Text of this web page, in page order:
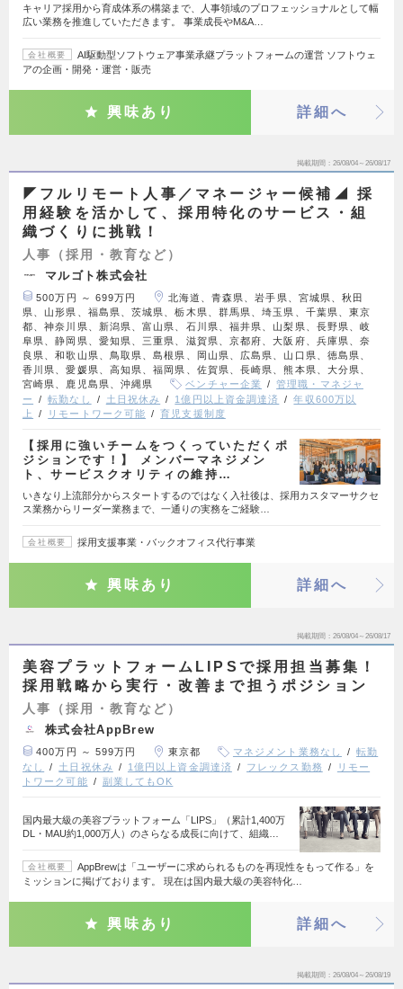
キャリア採用から育成体系の構築まで、人事領域のプロフェッショナルとして幅
広い業務を推進していただきます。 事業成長やM&A…
会社概要
AI駆動型ソフトウェア事業承継プラットフォームの運営 ソフトウェ
アの企画・開発・運営・販売
興味あり 詳細へ
掲載期間 26/08/04～26/08/17
◤フルリモート人事／マネージャー候補◢ 採
用経験を活かして、採用特化のサービス・組
織づくりに挑戦！
人事（採用・教育など）
マルゴト株式会社
500万円 ～ 699万円
北海道、青森県、岩手県、宮城県、秋田
県、山形県、福島県、茨城県、栃木県、群馬県、埼玉県、千葉県、東京
都、神奈川県、新潟県、富山県、石川県、福井県、山梨県、長野県、岐
阜県、静岡県、愛知県、三重県、滋賀県、京都府、大阪府、兵庫県、奈
良県、和歌山県、鳥取県、島根県、岡山県、広島県、山口県、徳島県、
香川県、愛媛県、高知県、福岡県、佐賀県、長崎県、熊本県、大分県、
宮崎県、鹿児島県、沖縄県
ベンチャー企業
管理職・マネジャ
ー
転勤なし 土日祝休み 1億円以上資金調達済
年収600万以
上
リモートワーク可能 育児支援制度
【採用に強いチームをつくっていただくポ
ジションです！】 メンバーマネジメン
ト、サービスクオリティの維持…
いきなり上流部分からスタートするのではなく入社後は、採用カスタマーサクセ
ス業務からリーダー業務まで、一通りの実務をご経験…
会社概要 採用支援事業・バックオフィス代行事業
興味あり 詳細へ
掲載期間 26/08/04～26/08/17
美容プラットフォームLIPSで採用担当募集！
採用戦略から実行・改善まで担うポジション
人事（採用・教育など）
株式会社AppBrew
400万円 ～ 599万円 東京都 マネジメント業務なし
転勤
なし
土日祝休み 1億円以上資金調達済 フレックス勤務
リモー
トワーク可能
副業してもOK
国内最大級の美容プラットフォーム「LIPS」（累計1,400万
DL・MAU約1,000万人）のさらなる成長に向けて、組織…
会社概要
AppBrewは「ユーザーに求められるものを再現性をもって作る」を
ミッションに掲げております。 現在は国内最大級の美容特化…
興味あり 詳細へ
掲載期間 26/08/04～26/08/19